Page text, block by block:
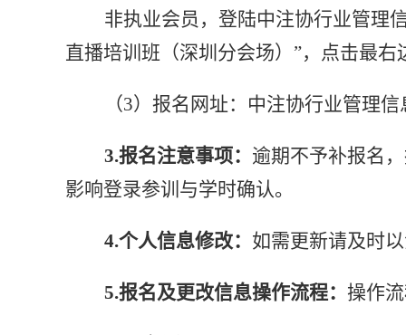
非执业会员，登陆中注协行业管理
直播培训班（深圳分会场）”，点击最右
（3）报名网址：中注协行业管理信
3.报名注意事项： 逾期不予补报名
影响登录参训与学时确认。
4.个人信息修改： 如需更新请及时
5.报名及更改信息操作流程： 操作